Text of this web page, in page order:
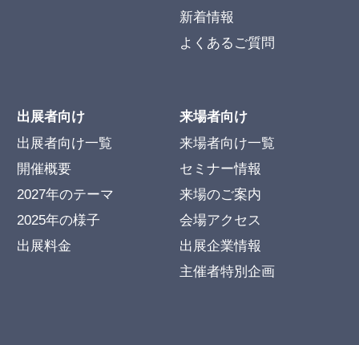
新着情報
よくあるご質問
出展者向け
出展者向け一覧
開催概要
2027年のテーマ
2025年の様子
出展料金
来場者向け
来場者向け一覧
セミナー情報
来場のご案内
会場アクセス
出展企業情報
主催者特別企画